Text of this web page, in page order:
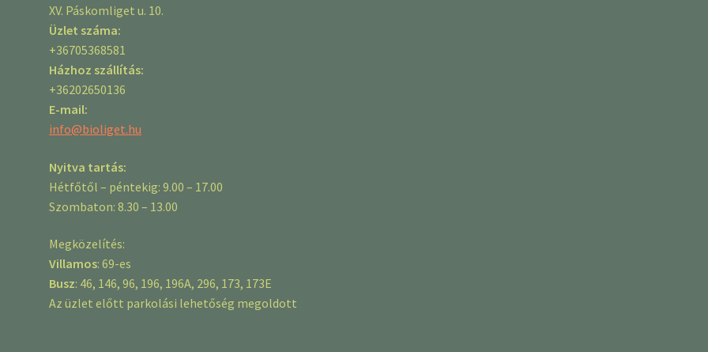
XV. Páskomliget u. 10.
Üzlet száma:
+36705368581
Házhoz szállítás:
+36202650136
E-mail:
info@bioliget.hu
Nyitva tartás:
Hétfőtől – péntekig: 9.00 – 17.00
Szombaton: 8.30 – 13.00
Megközelítés:
Villamos: 69-es
Busz: 46, 146, 96, 196, 196A, 296, 173, 173E
Az üzlet előtt parkolási lehetőség megoldott